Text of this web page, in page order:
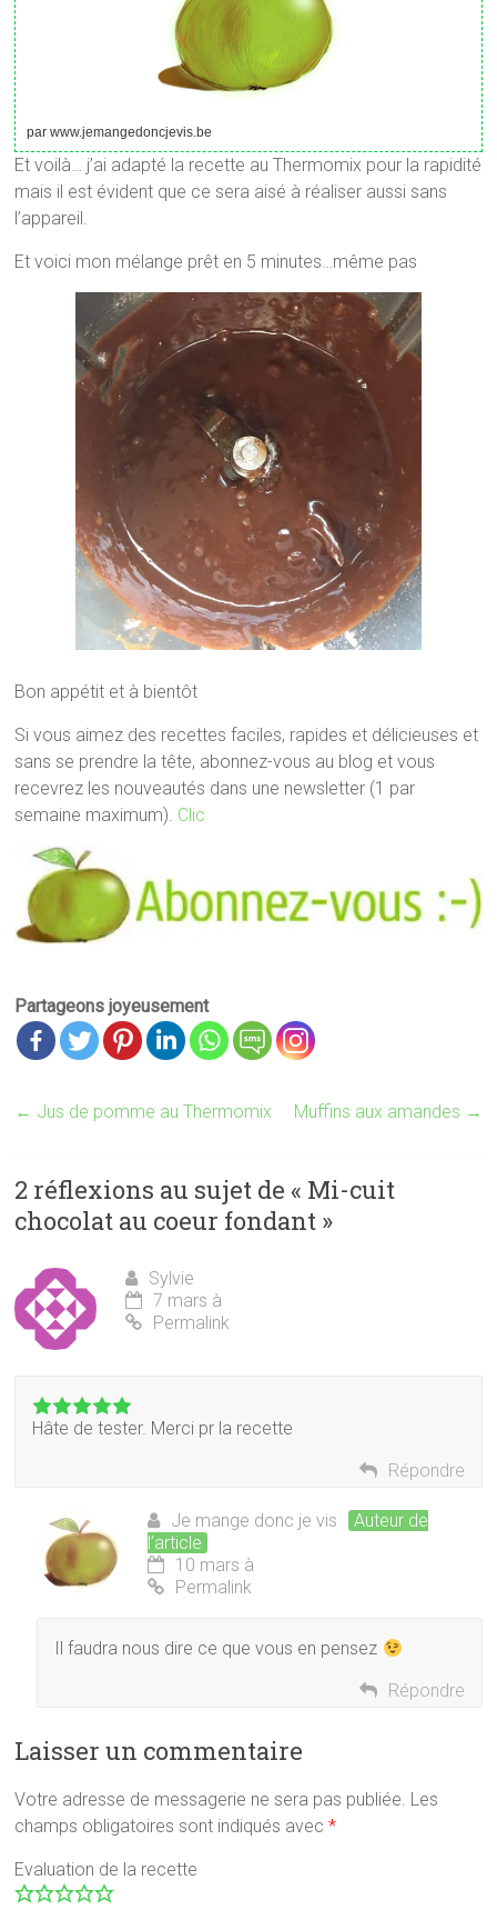
par www.jemangedoncjevis.be
Et voilà… j’ai adapté la recette au Thermomix pour la rapidité
mais il est évident que ce sera aisé à réaliser aussi sans
l’appareil.
Et voici mon mélange prêt en 5 minutes…même pas
Bon appétit et à bientôt
Si vous aimez des recettes faciles, rapides et délicieuses et
sans se prendre la tête, abonnez-vous au blog et vous
recevrez les nouveautés dans une newsletter (1 par
semaine maximum). Clic
Partageons joyeusement
← Jus de pomme au Thermomix Muffins aux amandes →
2 réflexions au sujet de « Mi-cuit
chocolat au coeur fondant »
Sylvie
7 mars à
Permalink
Hâte de tester. Merci pr la recette
Répondre
Je mange donc je vis
Auteur de
l’article
10 mars à
Permalink
Il faudra nous dire ce que vous en pensez
Répondre
Laisser un commentaire
Votre adresse de messagerie ne sera pas publiée. Les
champs obligatoires sont indiqués avec*
Evaluation de la recette